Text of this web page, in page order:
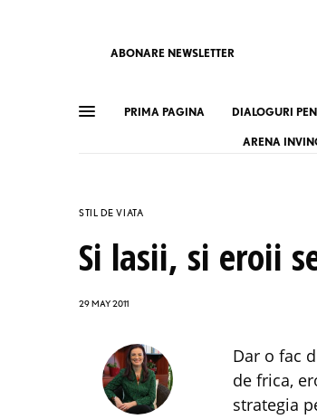
ABONARE NEWSLETTER
PRIMA PAGINA DIALOGURI
ARENA
STIL DE VIATA
Si lasii, si eroii
29 MAY 2011
Dar o fac din motive diferite. Si cu finalitati diferite. Daca unii se ascund
de frica,
strategia